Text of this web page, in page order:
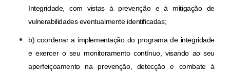
Integridade, com vistas à prevenção e à mitigação de
vulnerabilidades eventualmente identificadas;
b) coordenar a implementação do programa de integridade
e exercer o seu monitoramento contínuo, visando ao seu
aperfeiçoamento na prevenção, detecção e combate à